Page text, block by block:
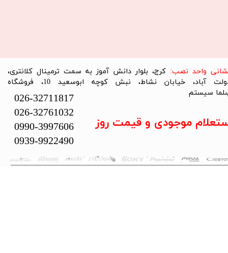
تمام حقوق این سایت متعلق به فروشگاه سلما سیستم می‌باشد.
واحد نصب: کرج، بلوار دانش آموز به سمت ترمینال کلانتری،
دولت آباد، خیابان نشاط، نبش کوچه ابوسعید 10، فروشگاه
سیستم​​​​​​​
026-32711817
026-32761032
0990-3997606
0939-9922490
موجودی و قیمت روز